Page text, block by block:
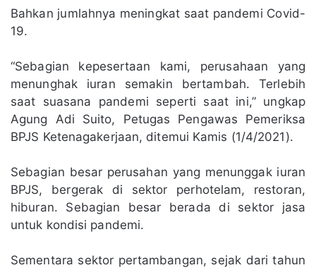
Bahkan jumlahnya meningkat saat pandemi Covid-
19.
“Sebagian kepesertaan kami, perusahaan yang
menunghak iuran semakin bertambah. Terlebih
saat suasana pandemi seperti saat ini,” ungkap
Agung Adi Suito, Petugas Pengawas Pemeriksa
BPJS Ketenagakerjaan, ditemui Kamis (1/4/2021).
Sebagian besar perusahan yang menunggak iuran
BPJS, bergerak di sektor perhotelam, restoran,
hiburan. Sebagian besar berada di sektor jasa
untuk kondisi pandemi.
Sementara sektor pertambangan, sejak dari tahun